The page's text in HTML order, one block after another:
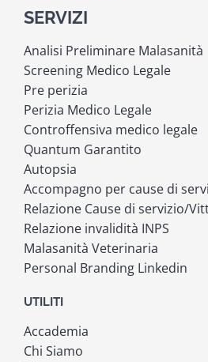
SERVIZI
Analisi Preliminare Malasanità
Screening Medico Legale
Pre perizia
Perizia Medico Legale
Controffensiva medico legale
Quantum Garantito
Autopsia
Accompagno per cause di
Relazione Cause di servizio/
Relazione invalidità INPS
Malasanità Veterinaria
Personal Branding Linkedin
UTILITI
Accademia
Chi Siamo